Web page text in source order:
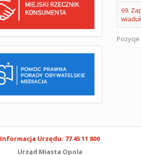
69.
Pozycje
Informacja Urzędu: 77 45 11 800
Urząd Miasta Opola